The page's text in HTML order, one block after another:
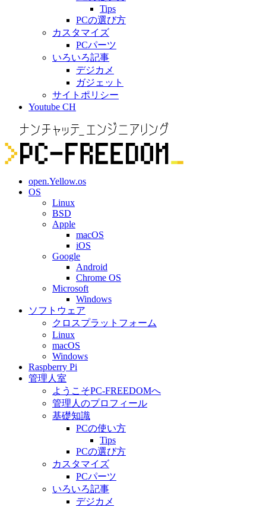
Tips
PCの選び方
カスタマイズ
PCパーツ
いろいろ記事
デジカメ
ガジェット
サイトポリシー
Youtube CH
open.Yellow.os
OS
Linux
BSD
Apple
macOS
iOS
Google
Android
Chrome OS
Microsoft
Windows
ソフトウェア
クロスプラットフォーム
Linux
macOS
Windows
Raspberry Pi
管理人室
ようこそPC-FREEDOMへ
管理人のプロフィール
基礎知識
PCの使い方
Tips
PCの選び方
カスタマイズ
PCパーツ
いろいろ記事
デジカメ